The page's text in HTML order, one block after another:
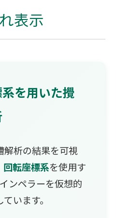
表示
を用いた攪
解析の結果を可視
回転座標系を使用す
ンペラーを仮想的
います。